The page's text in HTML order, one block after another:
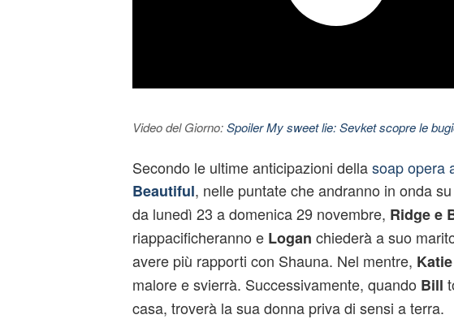
Video del Giorno:Spoiler My sweet lie: Sevket scopre le
Secondo le ultime anticipazioni dellasoap opera
Beautiful, nelle puntate che andranno in onda su
da lunedì 23 a domenica 29 novembre, Ridge e
riappacificheranno e Logan chiederà a suo
avere più rapporti con Shauna. Nel mentre, Katie
malore e svierrà. Successivamente, quando Bill
casa, troverà la sua donna priva di sensi a terra.